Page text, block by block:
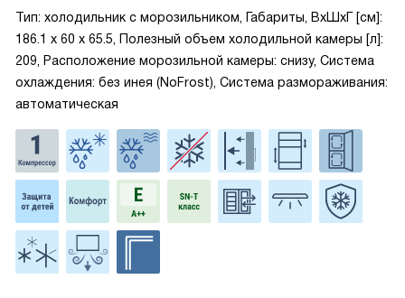
Тип: холодильник с морозильником, Габариты, ВxШxГ [см]:
186.1 х 60 х 65.5, Полезный объем холодильной камеры [л]:
209, Расположение морозильной камеры: снизу, Система
охлаждения: без инея (NoFrost), Система размораживания:
автоматическая